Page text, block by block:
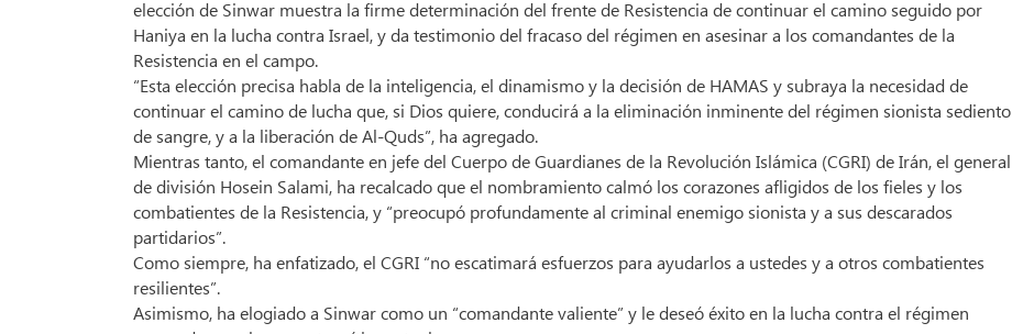
elección de Sinwar muestra la firme determinación del frente de Resistencia de continuar el camino seguido por
Haniya en la lucha contra Israel, y da testimonio del fracaso del régimen en asesinar a los comandantes de la
Resistencia en el campo.
“Esta elección precisa habla de la inteligencia, el dinamismo y la decisión de HAMAS y subraya la necesidad de
continuar el camino de lucha que, si Dios quiere, conducirá a la eliminación inminente del régimen sionista sediento
de sangre, y a la liberación de Al-Quds”, ha agregado.
Mientras tanto, el comandante en jefe del Cuerpo de Guardianes de la Revolución Islámica (CGRI) de Irán, el general
de división Hosein Salami, ha recalcado que el nombramiento calmó los corazones afligidos de los fieles y los
combatientes de la Resistencia, y “preocupó profundamente al criminal enemigo sionista y a sus descarados
partidarios”.
Como siempre, ha enfatizado, el CGRI “no escatimará esfuerzos para ayudarlos a ustedes y a otros combatientes
resilientes”.
Asimismo, ha elogiado a Sinwar como un “comandante valiente” y le deseó éxito en la lucha contra el régimen